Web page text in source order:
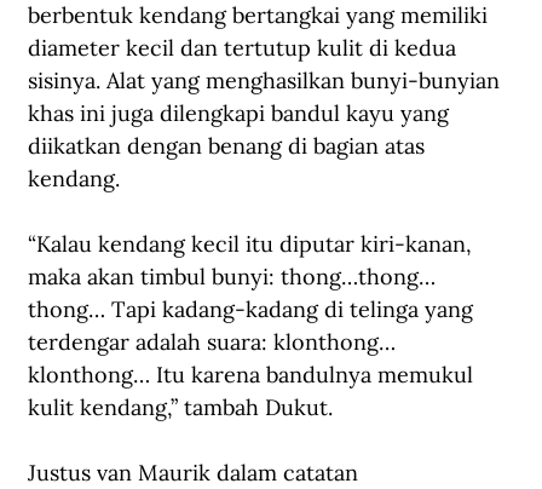
berbentuk kendang bertangkai yang memiliki
diameter kecil dan tertutup kulit di kedua
sisinya. Alat yang menghasilkan bunyi-bunyian
khas ini juga dilengkapi bandul kayu yang
diikatkan dengan benang di bagian atas
kendang.
“Kalau kendang kecil itu diputar kiri-kanan,
maka akan timbul bunyi: thong…thong…
thong… Tapi kadang-kadang di telinga yang
terdengar adalah suara: klonthong…
klonthong… Itu karena bandulnya memukul
kulit kendang,” tambah Dukut.
Justus van Maurik dalam catatan